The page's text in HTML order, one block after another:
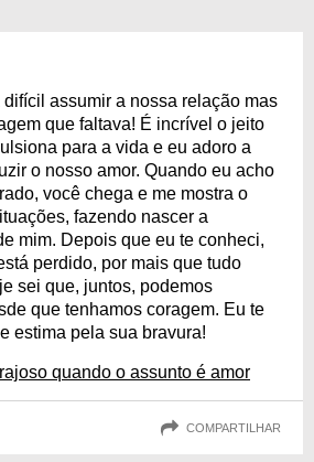
assumir a nossa relação mas
que faltava! É incrível o jeito
para a vida e eu adoro a
o nosso amor. Quando eu acho
você chega e me mostra o
fazendo nascer a
mim. Depois que eu te conheci,
perdido, por mais que tudo
sei que, juntos, podemos
que tenhamos coragem. Eu te
estima pela sua bravura!
quando o assunto é amor
COMPARTILHAR